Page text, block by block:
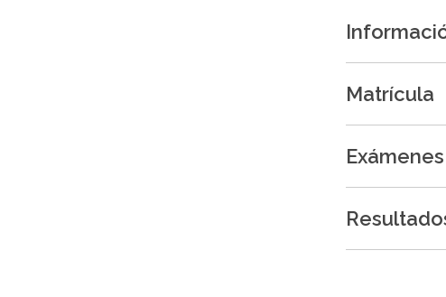
Matrícula
Exámenes